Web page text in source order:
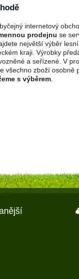
internetový
prodejnu se
největší výběr
kraji. Výrobky
a seřízené. V
všechno zboží osobně
s výběrem